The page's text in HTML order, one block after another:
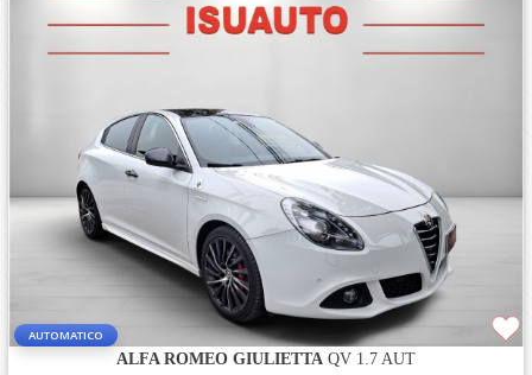
AUTOMATICO
ALFA ROMEO GIULIETTAQV 1.7 AUT